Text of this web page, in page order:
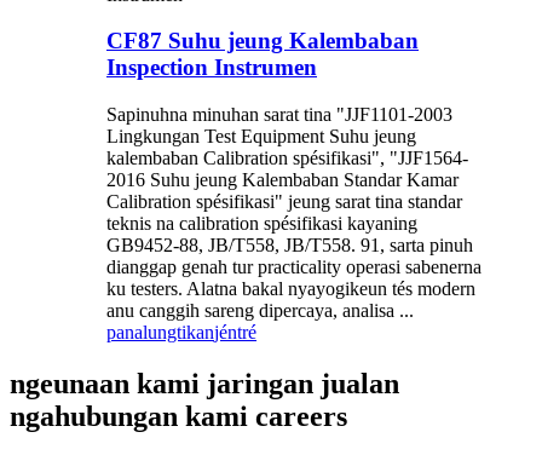
CF87 Suhu jeung Kalembaban
Inspection Instrumen
Sapinuhna minuhan sarat tina "JJF1101-2003
Lingkungan Test Equipment Suhu jeung
kalembaban Calibration spésifikasi", "JJF1564-
2016 Suhu jeung Kalembaban Standar Kamar
Calibration spésifikasi" jeung sarat tina standar
teknis na calibration spésifikasi kayaning
GB9452-88, JB/T558, JB/T558. 91, sarta pinuh
dianggap genah tur practicality operasi sabenerna
ku testers. Alatna bakal nyayogikeun tés modern
anu canggih sareng dipercaya, analisa ...
panalungtikanjéntré
ngeunaan kami jaringan jualan
ngahubungan kami careers